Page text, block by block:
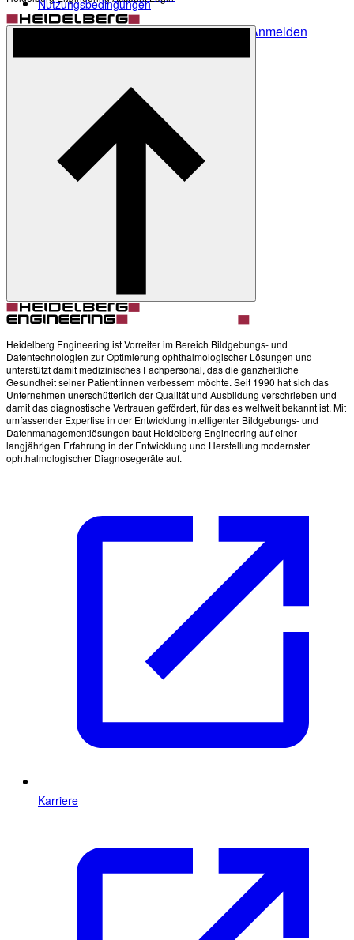
Anmelden
Produkte
Academy
News & Events
Nutzungsbedingungen
Heidelberg Engineering ist Vorreiter im Bereich Bildgebungs- und
Datentechnologien zur Optimierung ophthalmologischer Lösungen und
unterstützt damit medizinisches Fachpersonal, das die ganzheitliche
Gesundheit seiner Patient:innen verbessern möchte. Seit 1990 hat sich das
Unternehmen unerschütterlich der Qualität und Ausbildung verschrieben und
damit das diagnostische Vertrauen gefördert, für das es weltweit bekannt ist. Mit
umfassender Expertise in der Entwicklung intelligenter Bildgebungs- und
Datenmanagementlösungen baut Heidelberg Engineering auf einer
langjährigen Erfahrung in der Entwicklung und Herstellung modernster
ophthalmologischer Diagnosegeräte auf.
Karriere